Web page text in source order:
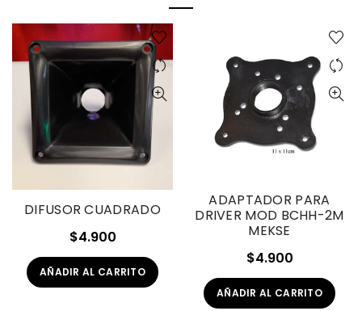
DIFUSOR CUADRADO
$4.900
AÑADIR AL CARRITO
ADAPTADOR PARA
DRIVER MOD BCHH-2M
MEKSE
$4.900
AÑADIR AL CARRITO